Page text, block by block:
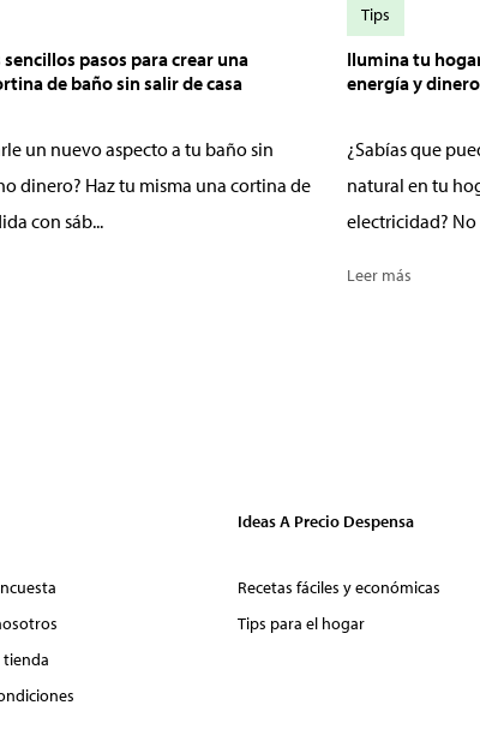
pasos para crear una
de baño sin salir de casa
un nuevo aspecto a tu baño sin
dinero? Haz tu misma una cortina de
con sáb...
Ilumina tu
energía y
¿Sabías que
natural en tu
electricidad? No
Leer más
Tips
tienda
Ideas A Precio Despensa
Recetas fáciles y económicas
Tips para el hogar